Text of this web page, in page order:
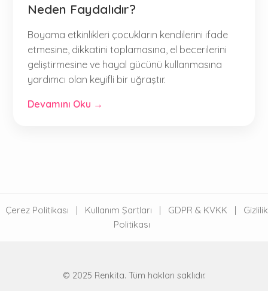
Neden Faydalıdır?
Boyama etkinlikleri çocukların kendilerini ifade
etmesine, dikkatini toplamasına, el becerilerini
geliştirmesine ve hayal gücünü kullanmasına
yardımcı olan keyifli bir uğraştır.
Devamını Oku →
Çerez Politikası | Kullanım Şartları | GDPR & KVKK |
Gizlilik
Politikası
© 2025 Renkita. Tüm hakları saklıdır.